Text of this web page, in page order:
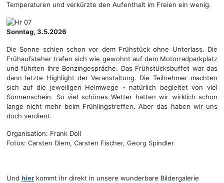
Temperaturen und verkürzte den Aufenthalt im Freien ein wenig.
Sonntag, 3.5.2026
Die Sonne schien schon vor dem Frühstück ohne Unterlass. Die
Frühaufsteher trafen sich wie gewohnt auf dem Motorradparkplatz
und führten ihre Benzingespräche. Das Frühstücksbuffet war das
dann letzte Highlight der Veranstaltung. Die Teilnehmer machten
sich auf die jeweiligen Heimwege - natürlich begleitet von viel
Sonnenschein. So viel schönes Wetter hatten wir wirklich schon
lange nicht mehr beim Frühlingstreffen. Aber das haben wir uns
doch verdient.
Organisation: Frank Doll
Fotos: Carsten Diem, Carsten Fischer, Georg Spindler
Und hier kommt ihr direkt in unsere wunderbare Bildergalerie